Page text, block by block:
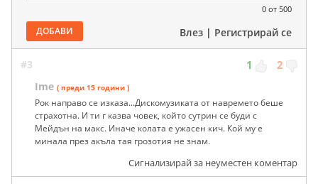
0 от 500
ДОБАВИ Влез | Регистрирай се
#3 1 2
Ime ( преди 15 години )
Рок направо се изказа...Дискомузиката от навремето беше
страхотна. И ти г казва човек, който сутрин се буди с
Мейдън на макс. Иначе колата е ужасен кич. Кой му е
минала през акъла тая грозотия не знам.
Сигнализирай за неуместен коментар